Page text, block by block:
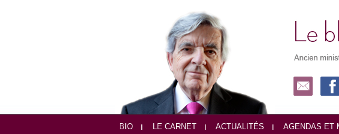
BIO LE CARNET ACTUALITÉS AGENDAS ET